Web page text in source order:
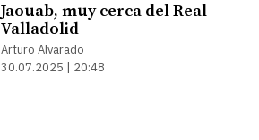
Jaouab, muy cerca del Real
Valladolid
Arturo Alvarado
30.07.2025 | 20:48